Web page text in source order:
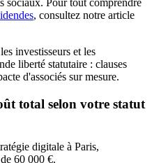
sociaux. Pour tout comprendre
, consultez notre article
investisseurs et les
liberté statutaire : clauses
d'associés sur mesure.
total selon votre statut
digitale à Paris,
60 000 €.